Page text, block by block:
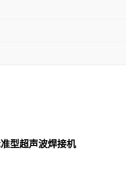
型超声波焊接机